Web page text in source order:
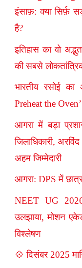
इंसाफ़: क्या सिर्फ़
है?
इतिहास का वो
की सबसे
भारतीय रसोई
Preheat the
आगरा में बड़ा
जिलाधिकारी,
अहम जिम्मेदारी
आगरा: DPS में
NEET UG
उलझाया, मोशन
विश्लेषण
💠 दिसंबर 2025